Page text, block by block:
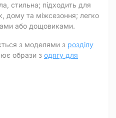
стильна; підходить для
дому та міжсезоння; легко
або дощовиками.
з моделями з розділу
образи з одягу для